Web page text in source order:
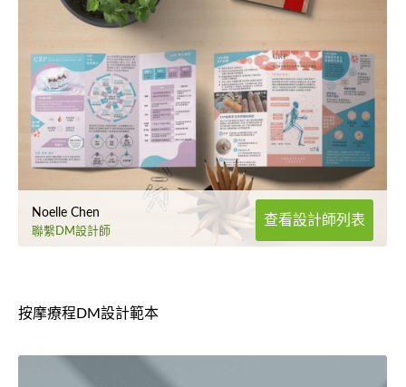
Noelle Chen
聯繫DM設計師
查看設計師列表
按摩療程DM設計範本